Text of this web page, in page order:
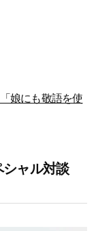
娘にも敬語を使
ャル対談